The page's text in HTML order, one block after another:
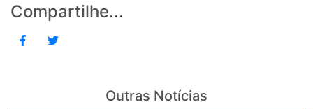
Compartilhe...
Outras Notícias